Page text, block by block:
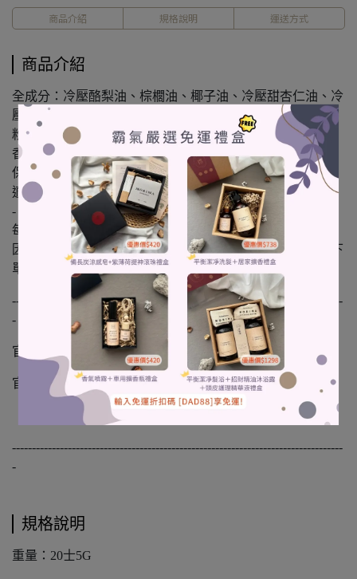
商品介紹 規格說明 運送方式
商品介紹
全成分：冷壓酪梨油、棕櫚油、椰子油、冷壓甜杏仁油、冷
壓米糠油、NaOH、純水、艾草粉、抹草粉、芙蓉粉、香茅
粉
香味｜純肥皂香氣
保存期限：2年
適用膚質：三歲以上，乾性、敏感肌膚洗香香用
-
每批皂都是純手工製作，
因此皂的顏色和壓印圖案依檔期製作略有不同，可接受再下
單。
-----------------------------------------------------------------------------------
-
官網優惠傳送門在這邊🔗https://reurl.cc/93y8nO
官方line@一對一小幫手：https://lin.ee/iZSpV5k
-----------------------------------------------------------------------------------
-
規格說明
重量：20士5G